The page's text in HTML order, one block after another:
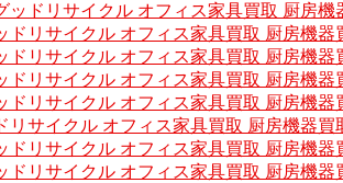
ッドリサイクル オフィス家具買取 厨房機
ドリサイクル オフィス家具買取 厨房機器
ドリサイクル オフィス家具買取 厨房機器
ドリサイクル オフィス家具買取 厨房機器
ドリサイクル オフィス家具買取 厨房機器
リサイクル オフィス家具買取 厨房機器買
ドリサイクル オフィス家具買取 厨房機器
ドリサイクル オフィス家具買取 厨房機器